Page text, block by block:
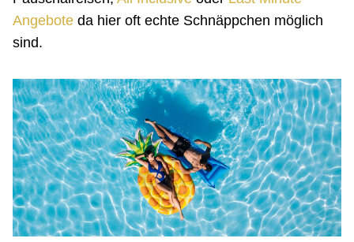
Angebote da hier oft echte Schnäppchen möglich
sind.